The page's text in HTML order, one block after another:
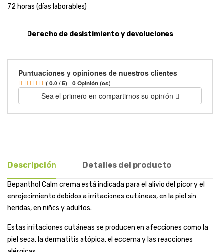
72 horas (días laborables)
Derecho de desistimiento y devoluciones
Puntuaciones y opiniones de nuestros clientes
( 0.0 / 5) - 0 Opinión (es)
Sea el primero en compartirnos su opinión
Descripción Detalles del producto
Bepanthol Calm crema está indicada para el alivio del picor y el
enrojecimiento debidos a irritaciones cutáneas, en la piel sin
heridas, en niños y adultos.
Estas irritaciones cutáneas se producen en afecciones como la
piel seca, la dermatitis atópica, el eccema y las reacciones